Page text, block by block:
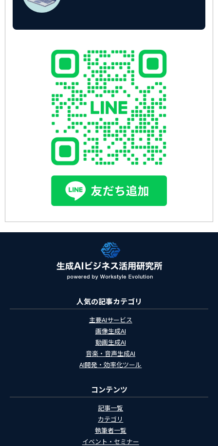
人気の記事カテゴリ
主要AIサービス
画像生成AI
動画生成AI
音楽・音声生成AI
AI開発・効率化ツール
コンテンツ
記事一覧
カテゴリ
執筆者一覧
イベント・セミナー